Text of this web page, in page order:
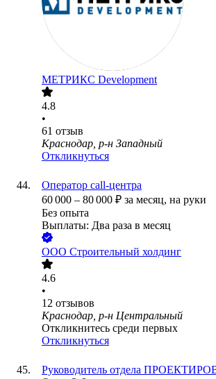
МЕТРИКС Development
4.8
•
61 отзыв
Краснодар, р-н Западный
Откликнуться
Оператор call-центра
60 000 – 80 000 ₽ за месяц, на руки
Без опыта
Выплаты: Два раза в месяц
ООО Строительный холдинг
4.6
•
12 отзывов
Краснодар, р-н Центральный
Откликнитесь среди первых
Откликнуться
Руководитель отдела